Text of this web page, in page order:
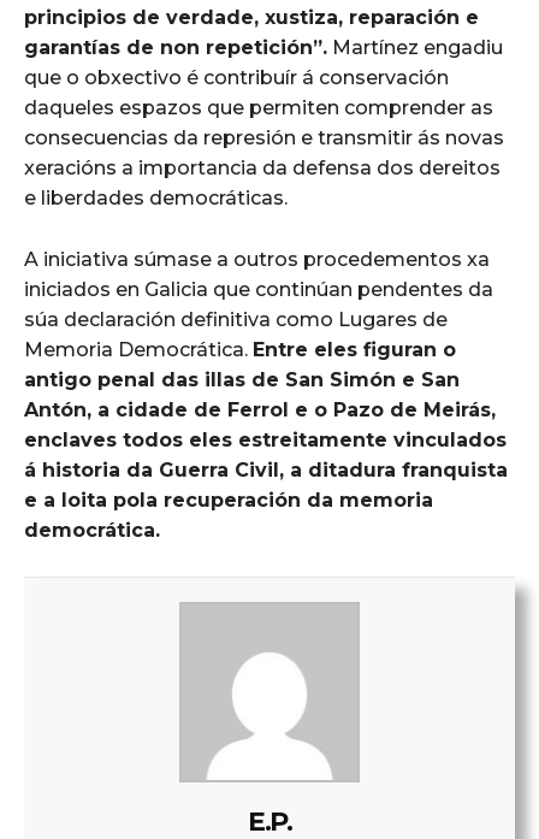
principios de verdade, xustiza, reparación e
garantías de non repetición”. Martínez engadiu
que o obxectivo é contribuír á conservación
daqueles espazos que permiten comprender as
consecuencias da represión e transmitir ás novas
xeracións a importancia da defensa dos dereitos
e liberdades democráticas.
A iniciativa súmase a outros procedementos xa
iniciados en Galicia que continúan pendentes da
súa declaración definitiva como Lugares de
Memoria Democrática. Entre eles figuran o
antigo penal das illas de San Simón e San
Antón, a cidade de Ferrol e o Pazo de Meirás,
enclaves todos eles estreitamente vinculados
á historia da Guerra Civil, a ditadura franquista
e a loita pola recuperación da memoria
democrática.
E.P.